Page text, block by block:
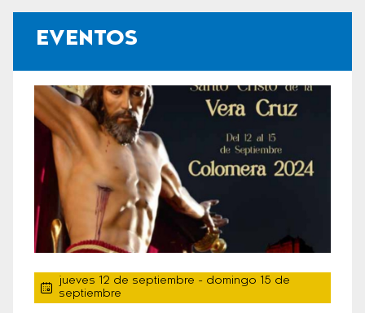
EVENTOS
jueves 12 de septiembre - domingo 15 de
septiembre